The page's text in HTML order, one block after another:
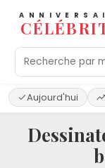
Aujourd'hui